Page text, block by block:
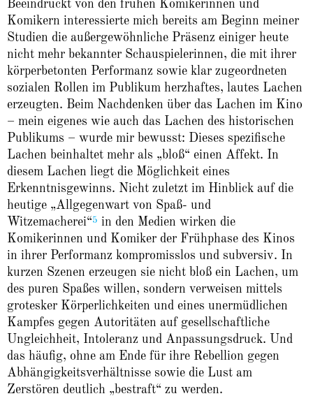
Beeindruckt von den frühen Komikerinnen und
Komikern interessierte mich bereits am Beginn meiner
Studien die außergewöhnliche Präsenz einiger heute
nicht mehr bekannter Schauspielerinnen, die mit ihrer
körperbetonten Performanz sowie klar zugeordneten
sozialen Rollen im Publikum herzhaftes, lautes Lachen
erzeugten. Beim Nachdenken über das Lachen im Kino
– mein eigenes wie auch das Lachen des historischen
Publikums – wurde mir bewusst: Dieses spezifische
Lachen beinhaltet mehr als „bloß“ einen Affekt. In
diesem Lachen liegt die Möglichkeit eines
Erkenntnisgewinns. Nicht zuletzt im Hinblick auf die
heutige „Allgegenwart von Spaß- und
Witzemacherei“5 in den Medien wirken die
Komikerinnen und Komiker der Frühphase des Kinos
in ihrer Performanz kompromisslos und subversiv. In
kurzen Szenen erzeugen sie nicht bloß ein Lachen, um
des puren Spaßes willen, sondern verweisen mittels
grotesker Körperlichkeiten und eines unermüdlichen
Kampfes gegen Autoritäten auf gesellschaftliche
Ungleichheit, Intoleranz und Anpassungsdruck. Und
das häufig, ohne am Ende für ihre Rebellion gegen
Abhängigkeitsverhältnisse sowie die Lust am
Zerstören deutlich „bestraft“ zu werden.